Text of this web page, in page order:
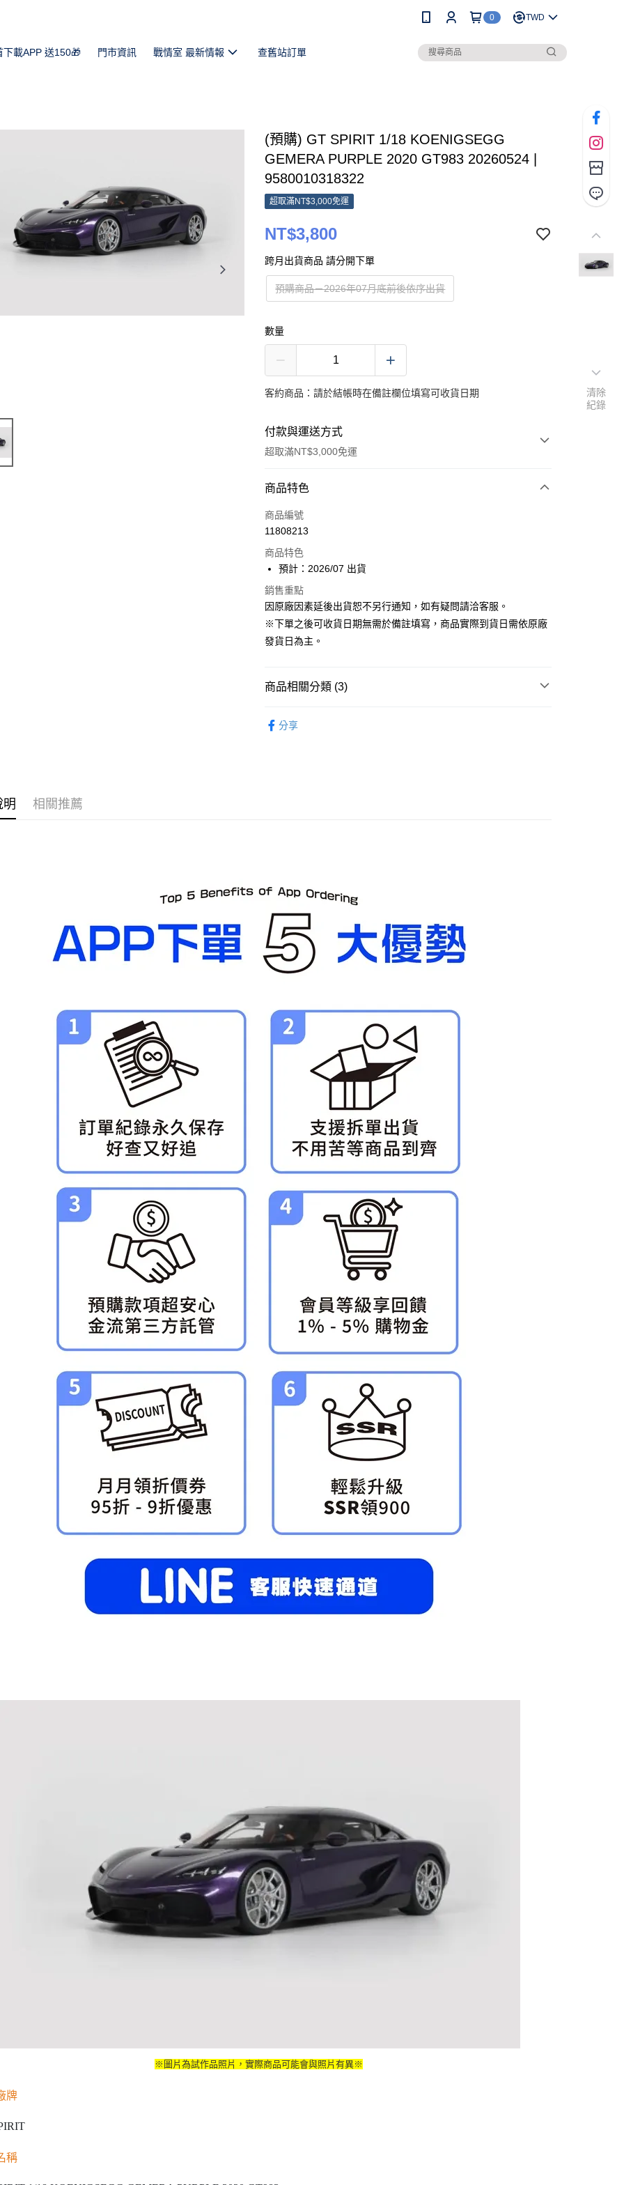
0 TWD
下載APP 送150🎁 門市資訊 戰情室 最新情報 查舊站訂單
(預購) GT SPIRIT 1/18 KOENIGSEGG
GEMERA PURPLE 2020 GT983 20260524 |
9580010318322
超取滿NT$3,000免運
NT$3,800
跨月出貨商品 請分開下單
預購商品－2026年07月底前後依序出貨
數量
客約商品：請於結帳時在備註欄位填寫可收貨日期
付款與運送方式
超取滿NT$3,000免運
付款方式
信用卡一次付款
ATM付款
運送方式
預購-付款後全家取貨(舊)
預購-付款後7-11取貨(舊)
預購-宅配(舊)
商品特色
商品編號
11808213
商品特色
預計：2026/07 出貨
銷售重點
因原廠因素延後出貨恕不另行通知，如有疑問請洽客服。
※下單之後可收貨日期無需於備註填寫，商品實際到貨日需依原廠
發貨日為主。
商品相關分類 (3)
分享
明 相關推薦
※圖片為試作品照片，實際商品可能會與照片有異※
牌
稱
清除
紀錄